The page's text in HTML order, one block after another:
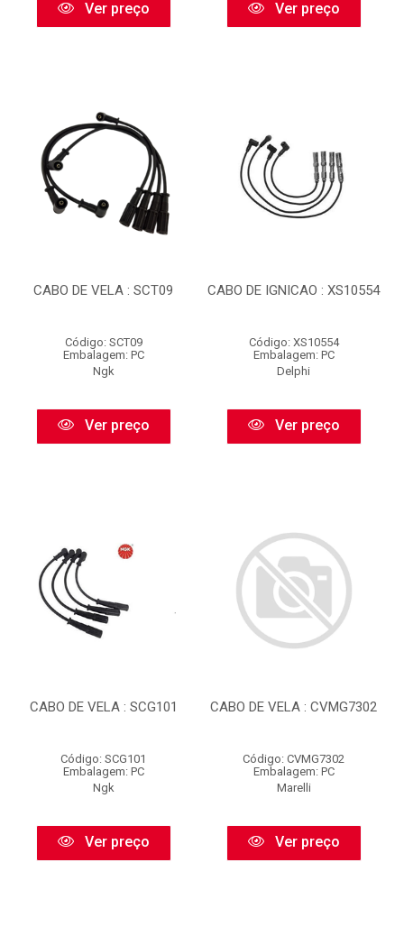
Ver preço Ver preço
CABO DE VELA : SCT09
Código: SCT09
Embalagem: PC
Ngk
Ver preço
CABO DE IGNICAO : XS10554
Código: XS10554
Embalagem: PC
Delphi
Ver preço
CABO DE VELA : SCG101
Código: SCG101
Embalagem: PC
Ngk
Ver preço
CABO DE VELA : CVMG7302
Código: CVMG7302
Embalagem: PC
Marelli
Ver preço